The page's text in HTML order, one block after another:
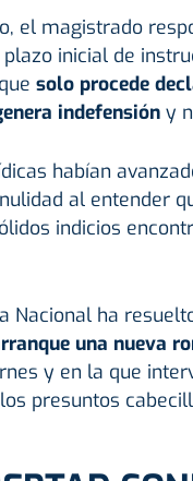
el magistrado
inicial de
solo procede
indefensióny
habían
al entender
indicios
Nacional ha
una nueva
y en la que
presuntos